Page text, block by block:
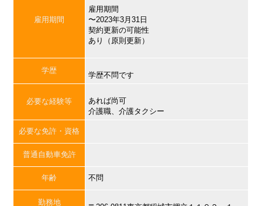
雇用期間
雇用期間
〜2023年3月31日
契約更新の可能性
あり（原則更新）
学歴
学歴不問です
必要な経験等
あれば尚可
介護職、介護タクシー
必要な免許・資格
普通自動車免許
年齢 不問
勤務地